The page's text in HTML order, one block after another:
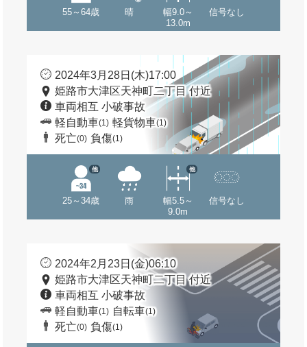
55～64歳 晴
幅9.0～
13.0m
信号なし
2024年3月28日(木)17:00
姫路市大津区天神町二丁目 付近
車両相互 小破事故
軽自動車(1) 軽貨物車(1)
死亡(0) 負傷(1)
25～34歳
他
雨
幅5.5～
9.0m
他
信号なし
2024年2月23日(金)06:10
姫路市大津区天神町二丁目 付近
車両相互 小破事故
軽自動車(1) 自転車(1)
死亡(0) 負傷(1)